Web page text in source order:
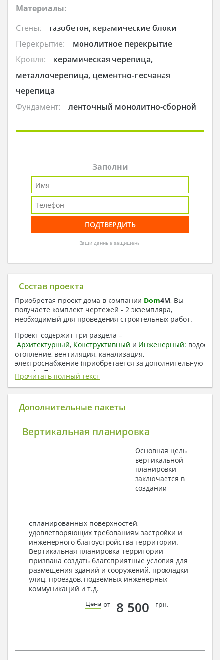
Материалы:
Стены:
газобетон, керамические блоки
Перекрытие:
монолитное перекрытие
Кровля:
керамическая черепица,
металлочерепица, цементно-песчаная
черепица
Фундамент:
ленточный монолитно-сборной
Заполни
Ваши данные защищены
Состав проекта
Приобретая проект дома в компании Dom4M, Вы
получаете комплект чертежей - 2 экземпляра,
необходимый для проведения строительных работ.
Проект содержит три раздела –
Архитектурный, Конструктивный и Инженерный:
отопление, вентиляция, канализация,
электроснабжение (приобретается за дополнительную
плату) + Пояснительная записка.
1. Архитектурный раздел:
Общие данные по проекту
Поэтажные маркировочные планы с
Разрезы и состав конструкций
Фасады с ведомостью внешних отделок
Элементы проемов – спецификация
Ведомость перемычек – сечения и
Архитектурные узлы в конструкциях
2. Конструктивный раздел:
Общие данные по проекту
Схемы расположения и расчеты фундаментов
Элементы каркаса – схемы расположения
Схема расположения перекрытий
Опоры перекрытия на стены или Узлы
Элементы кровли – схемы расположения
3. Инженерный раздел (приобретается по желанию
Прочитать полный текст
Дополнительные пакеты
Вертикальная планировка
Основная цель
вертикальной
планировки
заключается в
создании
спланированных поверхностей,
удовлетворяющих требованиям застройки и
инженерного благоустройства территории.
Вертикальная планировка территории
призвана создать благоприятные условия для
размещения зданий и сооружений, прокладки
улиц, проездов, подземных инженерных
коммуникаций и т.д.
Цена от 8 500 грн.